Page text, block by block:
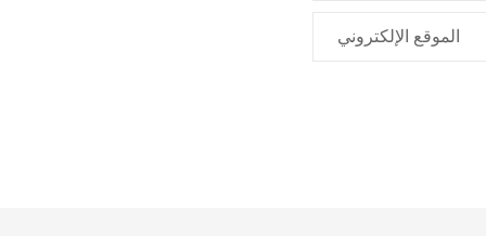
الموقع الإلكتروني